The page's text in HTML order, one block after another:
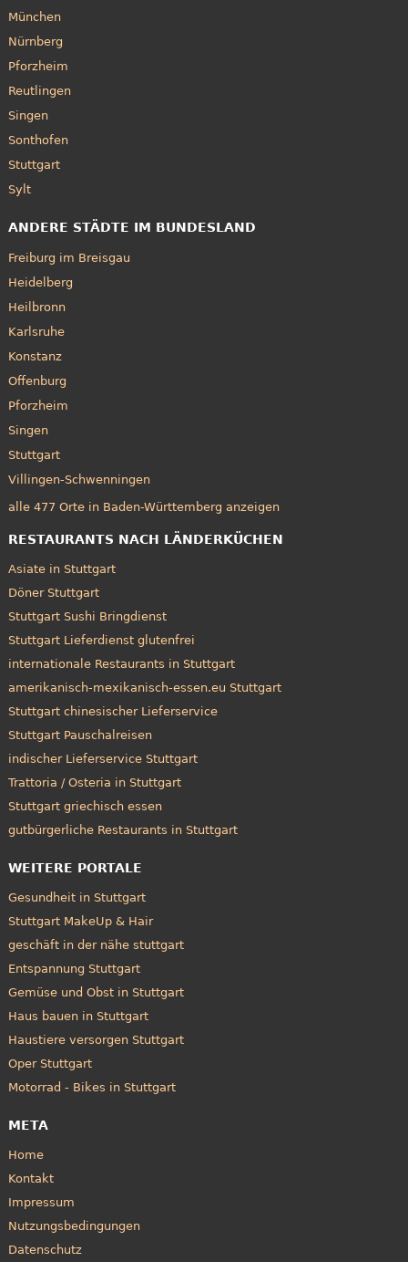
München
Nürnberg
Pforzheim
Reutlingen
Singen
Sonthofen
Stuttgart
Sylt
ANDERE STÄDTE IM BUNDESLAND
Freiburg im Breisgau
Heidelberg
Heilbronn
Karlsruhe
Konstanz
Offenburg
Pforzheim
Singen
Stuttgart
Villingen-Schwenningen
alle 477 Orte in Baden-Württemberg anzeigen
RESTAURANTS NACH LÄNDERKÜCHEN
Asiate in Stuttgart
Döner Stuttgart
Stuttgart Sushi Bringdienst
Stuttgart Lieferdienst glutenfrei
internationale Restaurants in Stuttgart
amerikanisch-mexikanisch-essen.eu Stuttgart
Stuttgart chinesischer Lieferservice
Stuttgart Pauschalreisen
indischer Lieferservice Stuttgart
Trattoria / Osteria in Stuttgart
Stuttgart griechisch essen
gutbürgerliche Restaurants in Stuttgart
WEITERE PORTALE
Gesundheit in Stuttgart
Stuttgart MakeUp & Hair
geschäft in der nähe stuttgart
Entspannung Stuttgart
Gemüse und Obst in Stuttgart
Haus bauen in Stuttgart
Haustiere versorgen Stuttgart
Oper Stuttgart
Motorrad - Bikes in Stuttgart
META
Home
Kontakt
Impressum
Nutzungsbedingungen
Datenschutz